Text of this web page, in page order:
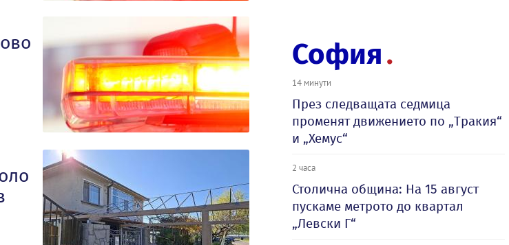
София
14 минути
През следващата седмица
променят движението по „Тракия“
и „Хемус“
2 часа
Столична община: На 15 август
пускаме метрото до квартал
„Левски Г“